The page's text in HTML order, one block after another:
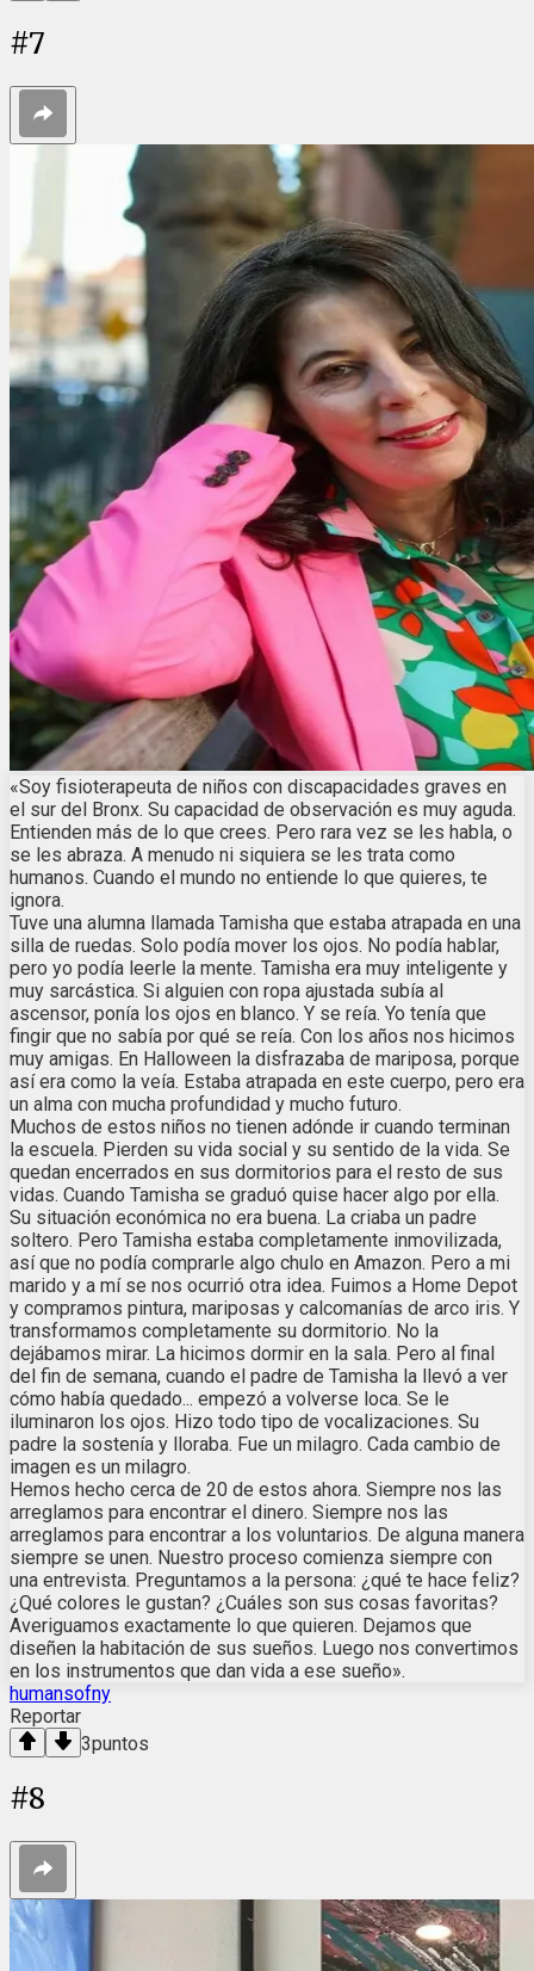
#7
«Soy fisioterapeuta de niños con discapacidades graves en
el sur del Bronx. Su capacidad de observación es muy aguda.
Entienden más de lo que crees. Pero rara vez se les habla, o
se les abraza. A menudo ni siquiera se les trata como
humanos. Cuando el mundo no entiende lo que quieres, te
ignora.
Tuve una alumna llamada Tamisha que estaba atrapada en una
silla de ruedas. Solo podía mover los ojos. No podía hablar,
pero yo podía leerle la mente. Tamisha era muy inteligente y
muy sarcástica. Si alguien con ropa ajustada subía al
ascensor, ponía los ojos en blanco. Y se reía. Yo tenía que
fingir que no sabía por qué se reía. Con los años nos hicimos
muy amigas. En Halloween la disfrazaba de mariposa, porque
así era como la veía. Estaba atrapada en este cuerpo, pero era
un alma con mucha profundidad y mucho futuro.
Muchos de estos niños no tienen adónde ir cuando terminan
la escuela. Pierden su vida social y su sentido de la vida. Se
quedan encerrados en sus dormitorios para el resto de sus
vidas. Cuando Tamisha se graduó quise hacer algo por ella.
Su situación económica no era buena. La criaba un padre
soltero. Pero Tamisha estaba completamente inmovilizada,
así que no podía comprarle algo chulo en Amazon. Pero a mi
marido y a mí se nos ocurrió otra idea. Fuimos a Home Depot
y compramos pintura, mariposas y calcomanías de arco iris. Y
transformamos completamente su dormitorio. No la
dejábamos mirar. La hicimos dormir en la sala. Pero al final
del fin de semana, cuando el padre de Tamisha la llevó a ver
cómo había quedado... empezó a volverse loca. Se le
iluminaron los ojos. Hizo todo tipo de vocalizaciones. Su
padre la sostenía y lloraba. Fue un milagro. Cada cambio de
imagen es un milagro.
Hemos hecho cerca de 20 de estos ahora. Siempre nos las
arreglamos para encontrar el dinero. Siempre nos las
arreglamos para encontrar a los voluntarios. De alguna manera
siempre se unen. Nuestro proceso comienza siempre con
una entrevista. Preguntamos a la persona: ¿qué te hace feliz?
¿Qué colores le gustan? ¿Cuáles son sus cosas favoritas?
Averiguamos exactamente lo que quieren. Dejamos que
diseñen la habitación de sus sueños. Luego nos convertimos
en los instrumentos que dan vida a ese sueño».
humansofny
Reportar
3puntos
#8